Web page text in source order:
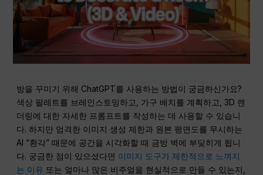
방을 꾸미기 위해 ChatGPT를 사용하는 방법이 궁금하신가요?
색상 팔레트를 브레인스토밍하고, 가구 배치를 계획하고, 3D 렌
더링에 대한 자세한 프롬프트를 작성하는 데 사용할 수 있습니
다. 하지만 엄격한 이미지 생성 제한과 원본 평면도를 무시하는
AI “환각” 때문에 공간을 시각화할 때 금방 벽에 부딪히게 됩니
다. 궁금한 점이 있으셨다면 이미지 도구가 제한적으로 느껴지
는 이유 또는 얼마나 많은 비주얼을 현실적으로 만들 수 있는지,